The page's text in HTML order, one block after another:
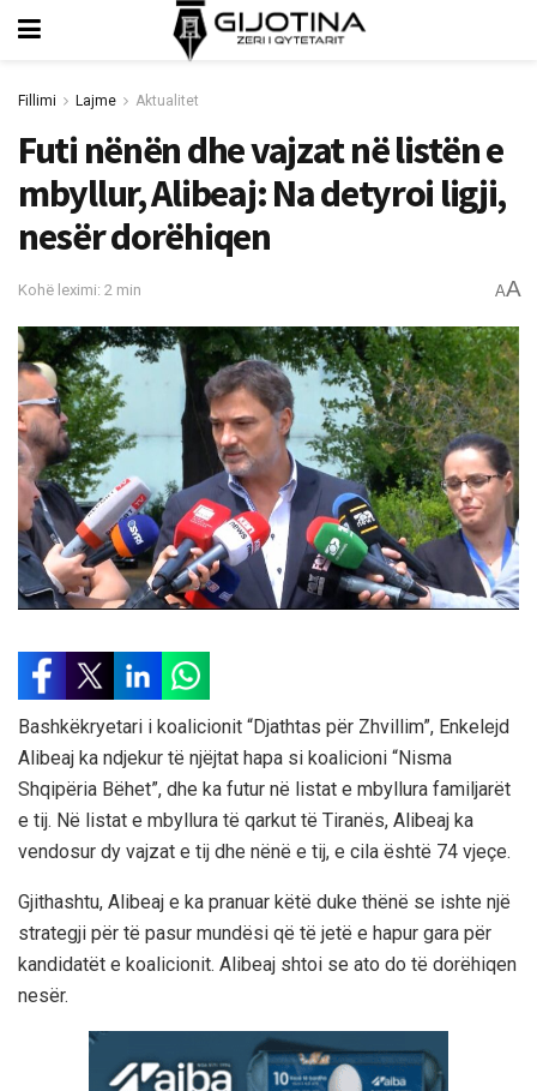
Fillimi Lajme Aktualitet
Futi nënën dhe vajzat në listën e
mbyllur, Alibeaj: Na detyroi ligji,
nesër dorëhiqen
Kohë leximi: 2 min AA
Bashkëkryetari i koalicionit “Djathtas për Zhvillim”, Enkelejd
Alibeaj ka ndjekur të njëjtat hapa si koalicioni “Nisma
Shqipëria Bëhet”, dhe ka futur në listat e mbyllura familjarët
e tij. Në listat e mbyllura të qarkut të Tiranës, Alibeaj ka
vendosur dy vajzat e tij dhe nënë e tij, e cila është 74 vjeçe.
Gjithashtu, Alibeaj e ka pranuar këtë duke thënë se ishte një
strategji për të pasur mundësi që të jetë e hapur gara për
kandidatët e koalicionit. Alibeaj shtoi se ato do të dorëhiqen
nesër.